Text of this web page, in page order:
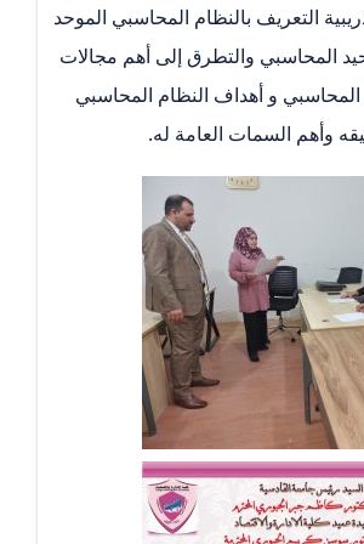
التعريف بالنظام المحاسبي الموحد
المحاسبي والتطرق إلى أهم مجالات
المحاسبي و أهداف النظام المحاسبي
وأهم السمات العامة له.